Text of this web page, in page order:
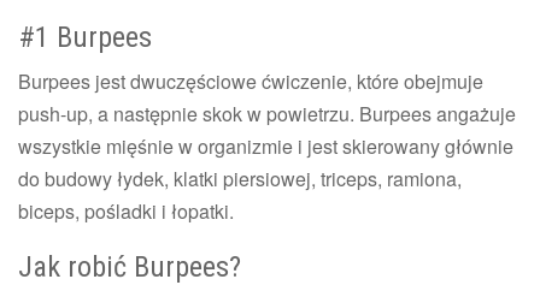
#1 Burpees
Burpees jest dwuczęściowe ćwiczenie, które obejmuje
push-up, a następnie skok w powietrzu. Burpees angażuje
wszystkie mięśnie w organizmie i jest skierowany głównie
do budowy łydek, klatki piersiowej, triceps, ramiona,
biceps, pośladki i łopatki.
Jak robić Burpees?